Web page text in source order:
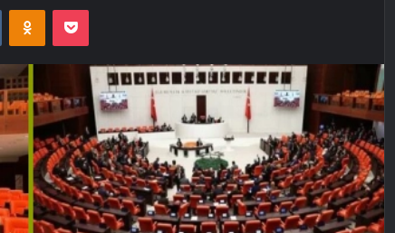
VKontakteOdnoklassniki
Pocket